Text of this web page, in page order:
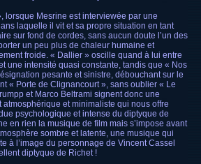
lorsque Mesrine est interviewée par une
laquelle il vit et sa propre situation en tant
sur fond de cordes, sans aucun doute l’un des
un peu plus de chaleur humaine et
froide. « Dallier » oscille quand à lui entre
une intensité quasi constante, tandis que « Nos
pesante et sinistre, débouchant sur le
« Porte de Clignancourt », sans oublier « Le
et Marco Beltrami signent donc une
et minimaliste qui nous offre
psychologique et intense du diptyque de
en rien la musique de film mais s’impose avant
sombre et latente, une musique qui
à l’image du personnage de Vincent Cassel
diptyque de Richet !